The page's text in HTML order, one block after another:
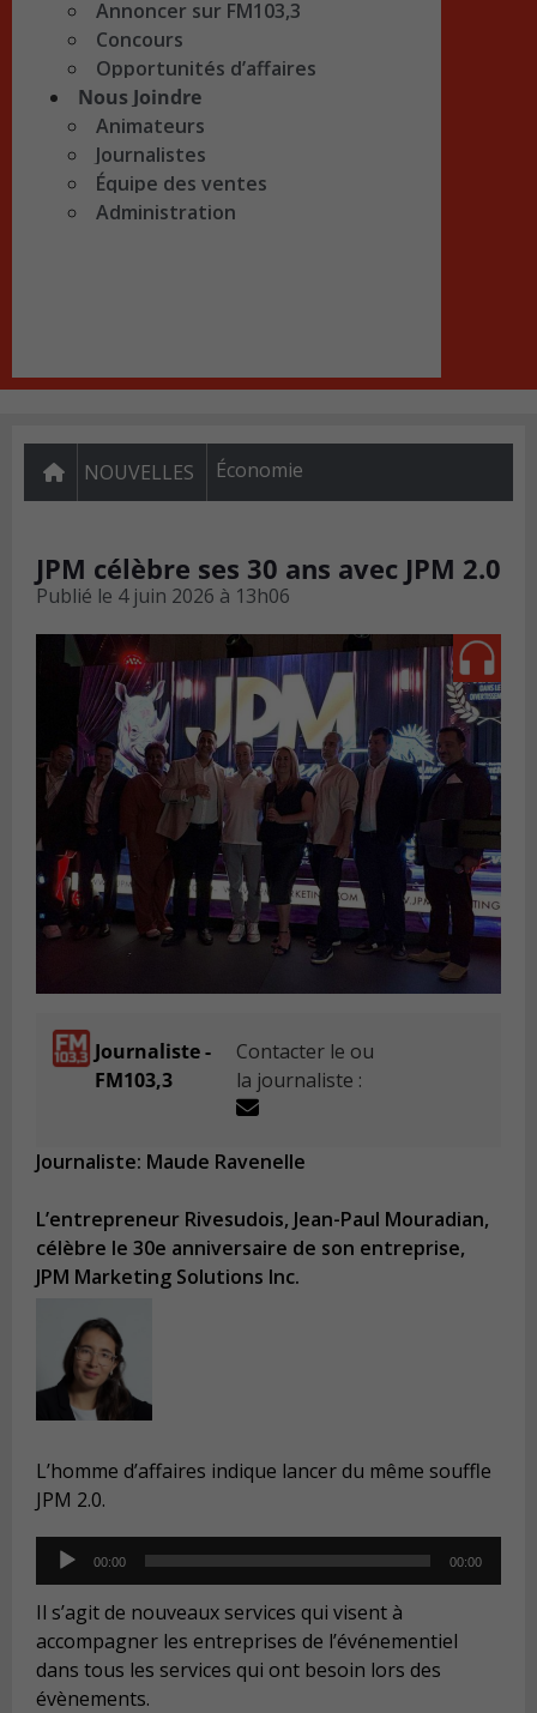
Annoncer sur FM103,3
Concours
Opportunités d’affaires
Nous Joindre
Animateurs
Journalistes
Équipe des ventes
Administration
NOUVELLES Économie
JPM célèbre ses 30 ans avec JPM 2.0
Publié le 4 juin 2026 à 13h06
Journaliste -
FM103,3
Contacter le ou
la journaliste :
Journaliste: Maude Ravenelle
L’entrepreneur Rivesudois, Jean-Paul Mouradian,
célèbre le 30e anniversaire de son entreprise,
JPM Marketing Solutions Inc.
L’homme d’affaires indique lancer du même souffle
JPM 2.0.
Audio
Player
00:00 00:00
Il s’agit de nouveaux services qui visent à
accompagner les entreprises de l’événementiel
dans tous les services qui ont besoin lors des
évènements.